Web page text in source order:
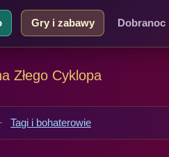
Gry i zabawy Dobranoc
Złego Cyklopa
· Tagi i bohaterowie